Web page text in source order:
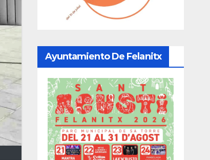
Ayuntamiento De Felanitx